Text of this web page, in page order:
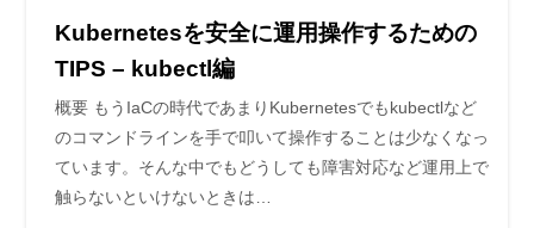
Kubernetesを安全に運用操作するための
TIPS – kubectl編
概要 もうIaCの時代であまりKubernetesでもkubectlなど
のコマンドラインを手で叩いて操作することは少なくなっ
ています。そんな中でもどうしても障害対応など運用上で
触らないといけないときは…